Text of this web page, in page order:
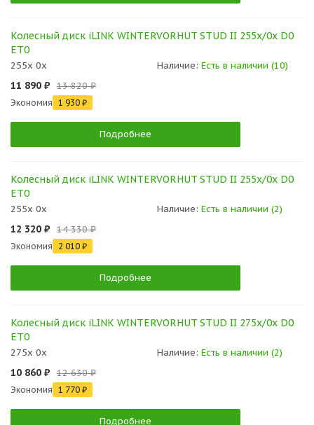
Колесный диск iLINK WINTERVORHUT STUD II 255x/0x D0
ET0
255x 0x Наличие: Есть в наличии (10)
11 890 ₽ 13 820 ₽
Экономия 1 930 ₽
Подробнее
Колесный диск iLINK WINTERVORHUT STUD II 255x/0x D0
ET0
255x 0x Наличие: Есть в наличии (2)
12 320 ₽ 14 330 ₽
Экономия 2 010 ₽
Подробнее
Колесный диск iLINK WINTERVORHUT STUD II 275x/0x D0
ET0
275x 0x Наличие: Есть в наличии (2)
10 860 ₽ 12 630 ₽
Экономия 1 770 ₽
Подробнее